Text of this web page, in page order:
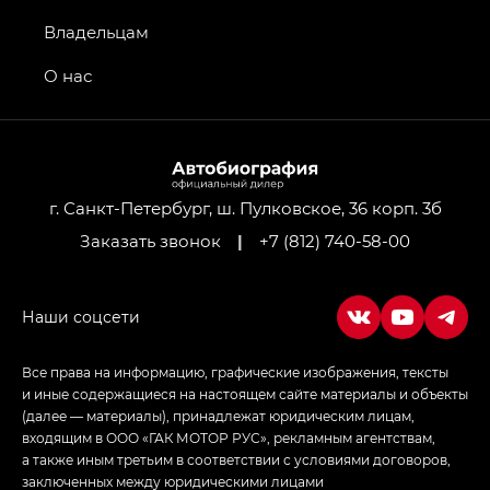
GS4 — Джи Эс 4 (GS4) в комплектациях Джи Би
привод — GB AWD, Джи Эль Полный привод —
Джи Ти — GT, Джи Икс — GX,
Джи Икс ПРЕМИУМ — GX PREMIUM, ЛАУНЖ —
LOUNGE
Empow — Эмпау (Empow) в комплектации
г. Санкт-Петербург, ш. Пулковское, 36 корп. 3б
Заказать звонок
| +7 (812) 740-58-00
Владельцам
О нас
Все права на информацию, графические изображения, тексты
и иные содержащиеся на настоящем сайте материалы и объекты
(далее — материалы), принадлежат юридическим лицам,
входящим в ООО «ГАК МОТОР РУС», рекламным агентствам,
а также иным третьим в соответствии с условиями договоров,
заключенных между юридическими лицами